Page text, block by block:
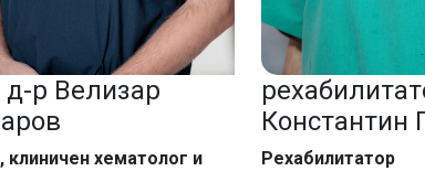
р Велизар
клиничен хематолог и
Константин
Рехабилитатор